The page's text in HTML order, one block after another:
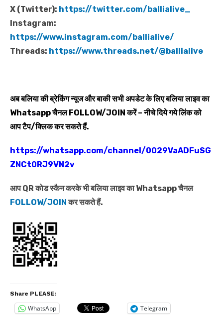
X (Twitter): https://twitter.com/ballialive_
Instagram:
https://www.instagram.com/ballialive/
Threads: https://www.threads.net/@ballialive
अब बलिया की ब्रेकिंग न्यूज और बाकी सभी अपडेट के लिए बलिया लाइव का
WhatsappचैनलFOLLOW/JOINकरें – नीचे दिये गये लिंक को
आप टैप/क्लिक कर सकते हैं.
https://whatsapp.com/channel/0029VaADFuSG
ZNCt0RJ9VN2v
आप QR कोड स्कैन करके भी बलिया लाइव का Whatsapp चैनल
FOLLOW/JOINकर सकते हैं.
Share PLEASE:
WhatsApp Telegram